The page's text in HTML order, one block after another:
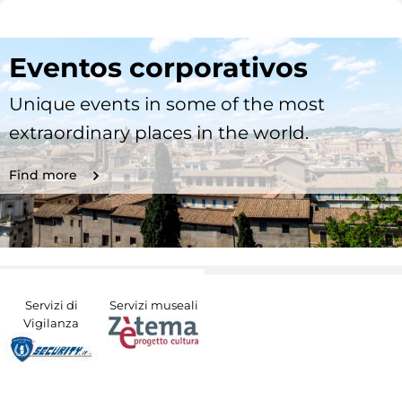
Eventos corporativos
Unique events in some of the most
extraordinary places in the world.
Find more
Servizi di
Vigilanza
Servizi museali